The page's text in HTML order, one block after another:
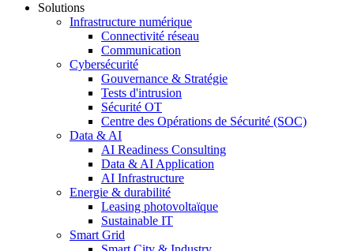
Solutions
Infrastructure numérique
Connectivité réseau
Communication
Cybersécurité
Gouvernance & Stratégie
Tests d'intrusion
Sécurité OT
Centre des Opérations de Sécurité (SOC)
Data & AI
AI Readiness Consulting
Data & AI Application
AI Infrastructure
Energie & durabilité
Leasing photovoltaïque
Sustainable IT
Smart Grid